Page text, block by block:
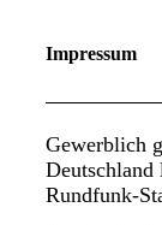
Impressum
Gewerblich
Deutschland
Rundfunk-